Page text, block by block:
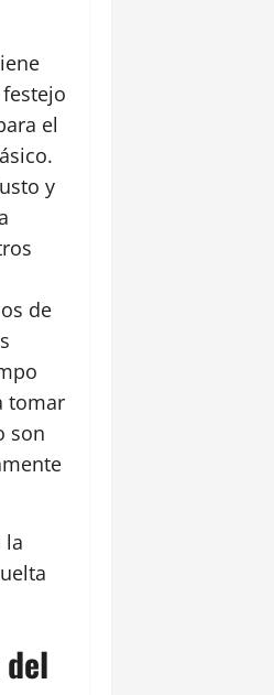
el
y
de
tomar
son
la